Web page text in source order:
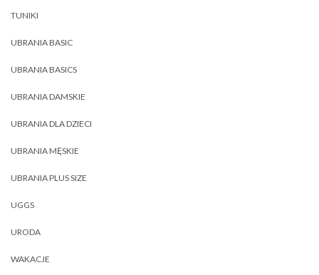
TUNIKI
UBRANIA BASIC
UBRANIA BASICS
UBRANIA DAMSKIE
UBRANIA DLA DZIECI
UBRANIA MĘSKIE
UBRANIA PLUS SIZE
UGGS
URODA
WAKACJE